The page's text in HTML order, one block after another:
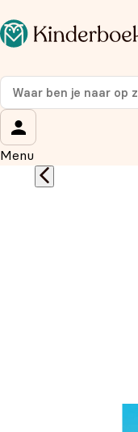
Menu
Op de hoogte
Meld je aan voor
korting
Wat is je voornaam?
Wat is je e-